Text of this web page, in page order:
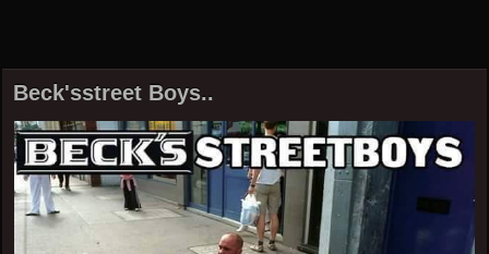
Beck'sstreet Boys..